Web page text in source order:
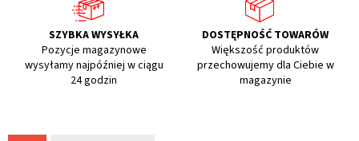
SZYBKA WYSYŁKA
Pozycje magazynowe
wysyłamy najpóźniej w ciągu
24 godzin
DOSTĘPNOŚĆ TOWARÓW
Większość produktów
przechowujemy dla Ciebie w
magazynie